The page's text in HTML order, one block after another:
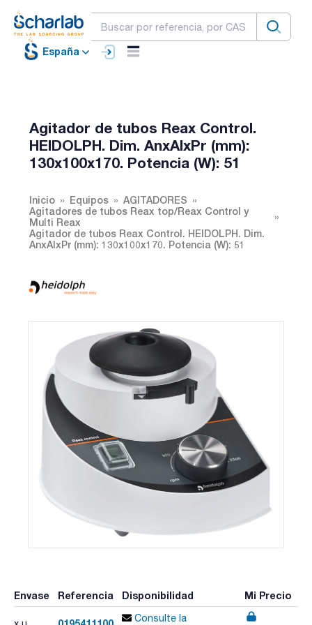
España
Agitador de tubos Reax Control.
HEIDOLPH. Dim. AnxAlxPr (mm):
130x100x170. Potencia (W): 51
Inicio Equipos
AGITADORES
Agitadores de tubos Reax top/Reax Control y
Multi Reax
Agitador de tubos Reax Control. HEIDOLPH. Dim.
AnxAlxPr (mm): 130x100x170. Potencia (W): 51
Envase Referencia Disponibilidad Mi Precio
Consulte la